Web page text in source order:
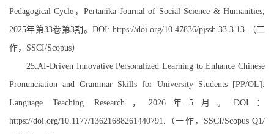
Pedagogical Cycle ，Pertanika Journal of Social Science & Humanities,
2025年第33卷第3期。 DOI: https://doi.org/10.47836/pjssh.33.3.13. （二
作， SSCI/Scopus）
25.AI-Driven Innovative Personalized Learning to Enhance Chinese
Pronunciation and Grammar Skills for University Students [PP/OL].
Language Teaching Research， 2026年5 月。 DOI ：
https://doi.org/10.1177/13621688261440791. （一作， SSCI/Scopus Q1/